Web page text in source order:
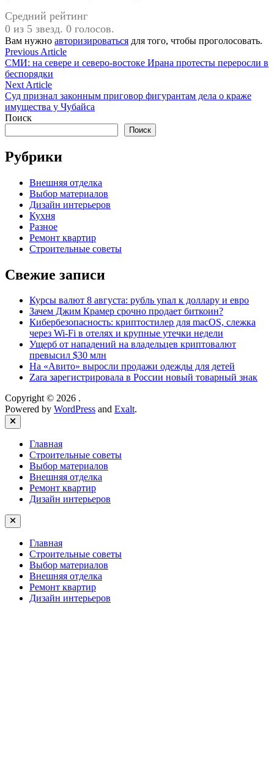
Средний рейтинг
0 из 5 звезд. 0 голосов.
Вам нужно авторизироваться для того, чтобы проголосовать.
Навигация
по
записям
Previous ArticlePrevious
article:
СМИ: на севере и северо-востоке Ирана протесты переросли в
беспорядки
Next ArticleNext
article:
Суд признал законным приговор фигурантам дела о краже
имущества у Чубайса
Поиск
Поиск
Рубрики
Внешняя отделка
Выбор материалов
Дизайн интерьеров
Кухня
Разное
Ремонт квартир
Строительные советы
Свежие записи
Курсы валют 8 августа: рубль упал к доллару и евро
Зачем Джим Крамер срочно продает биткоин?
Кибербезопасность: криптостилер для macOS, слежка
через Wi-Fi в отелях и крупные утечки недели
Ущерб от нападений на владельцев криптовалют
превысил $30 млн
На «Авито» выросли продажи одежды для детей
Zara зарегистрировала в России новый товарный знак
Copyright © 2026 .
Powered by WordPress and Exalt.
Close
Главная
Строительные советы
Выбор материалов
Внешняя отделка
Ремонт квартир
Дизайн интерьеров
Главная
Строительные советы
Выбор материалов
Внешняя отделка
Ремонт квартир
Дизайн интерьеров